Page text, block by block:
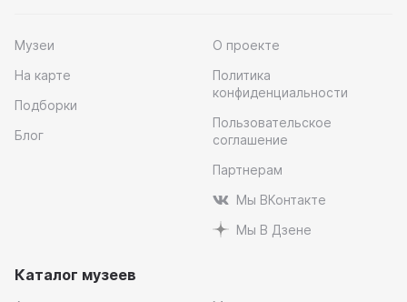
Музеи
На карте
Подборки
Блог
О проекте
Политика
конфиденциальности
Пользовательское
соглашение
Партнерам
Мы ВКонтакте
Мы В Дзене
Каталог музеев